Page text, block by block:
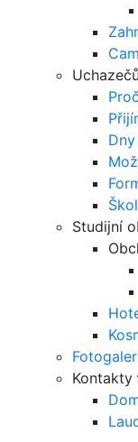
Studijní
Kontakty